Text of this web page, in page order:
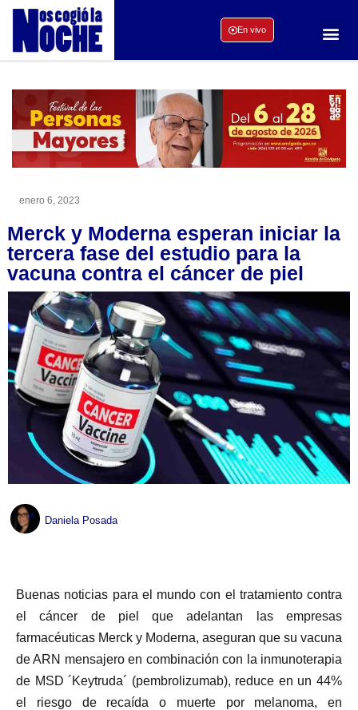
En vivo
enero 6, 2023
Merck y Moderna esperan iniciar la
tercera fase del estudio para la
vacuna contra el cáncer de piel
Daniela Posada
Buenas noticias para el mundo con el tratamiento contra
el cáncer de piel que adelantan las empresas
farmacéuticas Merck y Moderna, aseguran que su vacuna
de ARN mensajero en combinación con la inmunoterapia
de MSD ´Keytruda´ (pembrolizumab), reduce en un 44%
el riesgo de recaída o muerte por melanoma, en